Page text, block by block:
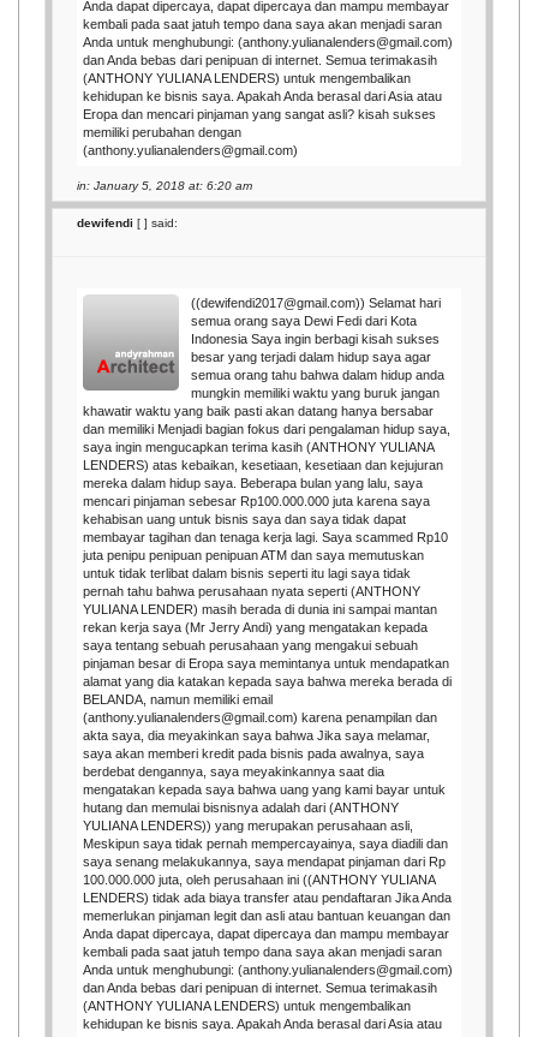
Anda dapat dipercaya, dapat dipercaya dan mampu membayar
kembali pada saat jatuh tempo dana saya akan menjadi saran
Anda untuk menghubungi: (anthony.yulianalenders@gmail.com)
dan Anda bebas dari penipuan di internet. Semua terimakasih
(ANTHONY YULIANA LENDERS) untuk mengembalikan
kehidupan ke bisnis saya. Apakah Anda berasal dari Asia atau
Eropa dan mencari pinjaman yang sangat asli? kisah sukses
memiliki perubahan dengan
(anthony.yulianalenders@gmail.com)
in: January 5, 2018 at: 6:20 am
dewifendi [] said:
((dewifendi2017@gmail.com)) Selamat hari
semua orang saya Dewi Fedi dari Kota
Indonesia Saya ingin berbagi kisah sukses
besar yang terjadi dalam hidup saya agar
semua orang tahu bahwa dalam hidup anda
mungkin memiliki waktu yang buruk jangan
khawatir waktu yang baik pasti akan datang hanya bersabar
dan memiliki Menjadi bagian fokus dari pengalaman hidup saya,
saya ingin mengucapkan terima kasih (ANTHONY YULIANA
LENDERS) atas kebaikan, kesetiaan, kesetiaan dan kejujuran
mereka dalam hidup saya. Beberapa bulan yang lalu, saya
mencari pinjaman sebesar Rp100.000.000 juta karena saya
kehabisan uang untuk bisnis saya dan saya tidak dapat
membayar tagihan dan tenaga kerja lagi. Saya scammed Rp10
juta penipu penipuan penipuan ATM dan saya memutuskan
untuk tidak terlibat dalam bisnis seperti itu lagi saya tidak
pernah tahu bahwa perusahaan nyata seperti (ANTHONY
YULIANA LENDER) masih berada di dunia ini sampai mantan
rekan kerja saya (Mr Jerry Andi) yang mengatakan kepada
saya tentang sebuah perusahaan yang mengakui sebuah
pinjaman besar di Eropa saya memintanya untuk mendapatkan
alamat yang dia katakan kepada saya bahwa mereka berada di
BELANDA, namun memiliki email
(anthony.yulianalenders@gmail.com) karena penampilan dan
akta saya, dia meyakinkan saya bahwa Jika saya melamar,
saya akan memberi kredit pada bisnis pada awalnya, saya
berdebat dengannya, saya meyakinkannya saat dia
mengatakan kepada saya bahwa uang yang kami bayar untuk
hutang dan memulai bisnisnya adalah dari (ANTHONY
YULIANA LENDERS)) yang merupakan perusahaan asli,
Meskipun saya tidak pernah mempercayainya, saya diadili dan
saya senang melakukannya, saya mendapat pinjaman dari Rp
100.000.000 juta, oleh perusahaan ini ((ANTHONY YULIANA
LENDERS) tidak ada biaya transfer atau pendaftaran Jika Anda
memerlukan pinjaman legit dan asli atau bantuan keuangan dan
Anda dapat dipercaya, dapat dipercaya dan mampu membayar
kembali pada saat jatuh tempo dana saya akan menjadi saran
Anda untuk menghubungi: (anthony.yulianalenders@gmail.com)
dan Anda bebas dari penipuan di internet. Semua terimakasih
(ANTHONY YULIANA LENDERS) untuk mengembalikan
kehidupan ke bisnis saya. Apakah Anda berasal dari Asia atau